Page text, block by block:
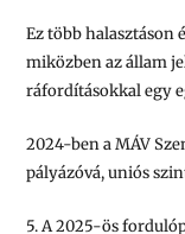
Ez több halasztáson
miközben az állam
ráfordításokkalegy
2024-bena MÁV
pályázóvá,uniós
5. A 2025-ös